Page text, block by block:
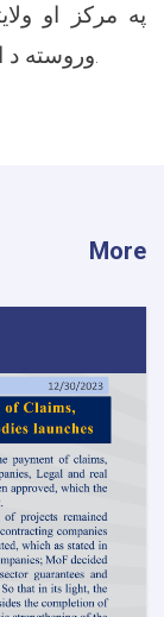
وروسته د ازموینو ملي ادارې په همغږۍ اعلان سي.
More